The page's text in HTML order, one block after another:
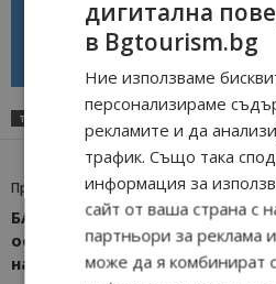
потенциал за културна
дестинация
ТАГОВЕ ГЪРЦИЯ КОЛЬО НАНЕВ
Предишна статия
БАЗ и СЗБ искат
оставката на министъра
на туризма
дигитална
в Bgtourism.bg
Ние използваме
персонализираме
рекламите и да
трафик. Също така
информация за
сайт от ваша страна с
партньори за реклама
може да я комбинират